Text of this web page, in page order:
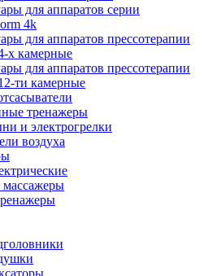
для аппаратов серии
4k
для аппаратов прессотерапии
х камерные
для аппаратов прессотерапии
ти камерные
тренажеры
и электрогрелки
воздуха
массажеры